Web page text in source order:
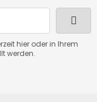
hier oder in Ihrem
werden.